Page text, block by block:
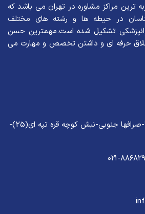
ترین مراکز مشاوره در تهران می باشد که
در حیطه ها و رشته های مختلف
تشکیل شده است.مهمترین حسن
اخلاق حرفه ای و داشتن تخصص و مهارت می
سعادت آباد-بلوار دریا-صرافها جنوبی-نبش کوچه قره تپه ای(25)-
۸۸۶۸۲۹۸۹